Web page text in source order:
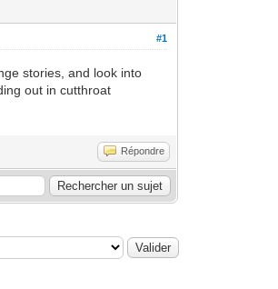
#1
stories, and look into
out in cutthroat
Répondre